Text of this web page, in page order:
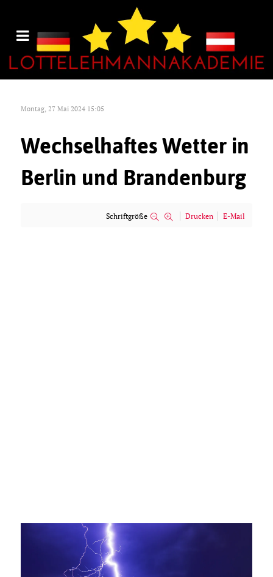
Montag, 27 Mai 2024 15:05
Wechselhaftes Wetter in
Berlin und Brandenburg
Schriftgröße Drucken E-Mail